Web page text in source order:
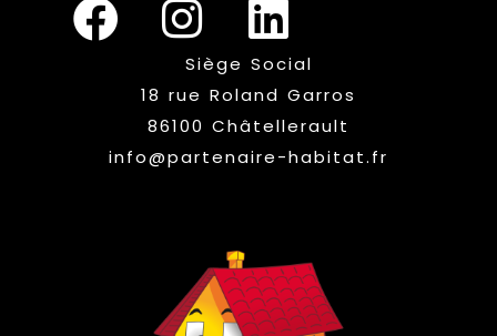
Siège Social
18 rue Roland Garros
86100 Châtellerault
info@partenaire-habitat.fr